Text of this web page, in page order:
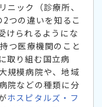
ニック（診療所、
つの違いを知るこ
けられるようにな
つ医療機関のこと
取り組む国立病
規模病院や、地域
院などの種類に分
ホスピタルズ・フ